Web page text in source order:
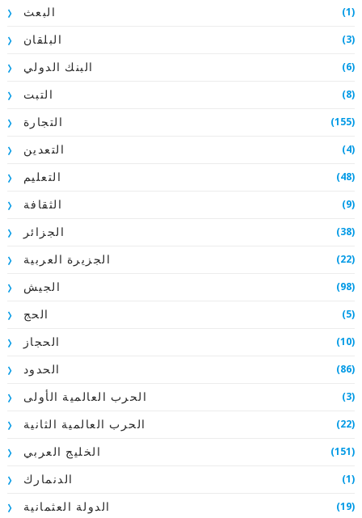
البعث (1)
البلقان (3)
البنك الدولي (6)
التبت (8)
التجارة (155)
التعدين (4)
التعليم (48)
الثقافة (9)
الجزائر (38)
الجزيرة العربية (22)
الجيش (98)
الحج (5)
الحجاز (10)
الحدود (86)
الحرب العالمية الأولى (3)
الحرب العالمية الثانية (22)
الخليج العربي (151)
الدنمارك (1)
الدولة العثمانية (19)